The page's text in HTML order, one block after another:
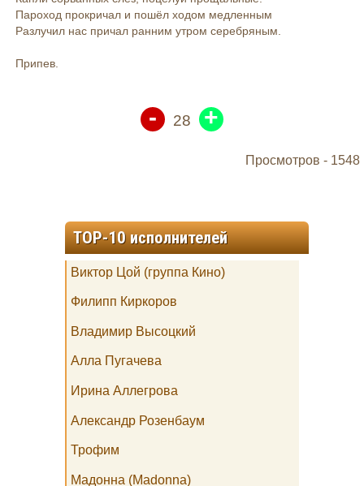
Пароход прокричал и пошёл ходом медленным
Разлучил нас причал ранним утром серебряным.
Припев.
- 28 +
Просмотров - 1548
TOP-10 исполнителей
Виктор Цой (группа Кино)
Филипп Киркоров
Владимир Высоцкий
Алла Пугачева
Ирина Аллегрова
Александр Розенбаум
Трофим
Мадонна (Madonna)